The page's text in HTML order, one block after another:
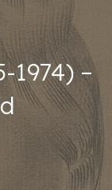
1974) –